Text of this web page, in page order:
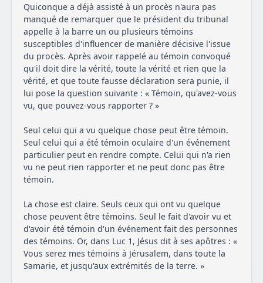
Quiconque a déjà assisté à un procès n'aura pas
manqué de remarquer que le président du tribunal
appelle à la barre un ou plusieurs témoins
susceptibles d'influencer de manière décisive l'issue
du procès. Après avoir rappelé au témoin convoqué
qu'il doit dire la vérité, toute la vérité et rien que la
vérité, et que toute fausse déclaration sera punie, il
lui pose la question suivante : « Témoin, qu'avez-vous
vu, que pouvez-vous rapporter ? »
Seul celui qui a vu quelque chose peut être témoin.
Seul celui qui a été témoin oculaire d'un événement
particulier peut en rendre compte. Celui qui n'a rien
vu ne peut rien rapporter et ne peut donc pas être
témoin.
La chose est claire. Seuls ceux qui ont vu quelque
chose peuvent être témoins. Seul le fait d'avoir vu et
d'avoir été témoin d'un événement fait des personnes
des témoins. Or, dans Luc 1, Jésus dit à ses apôtres : «
Vous serez mes témoins à Jérusalem, dans toute la
Samarie, et jusqu'aux extrémités de la terre. »